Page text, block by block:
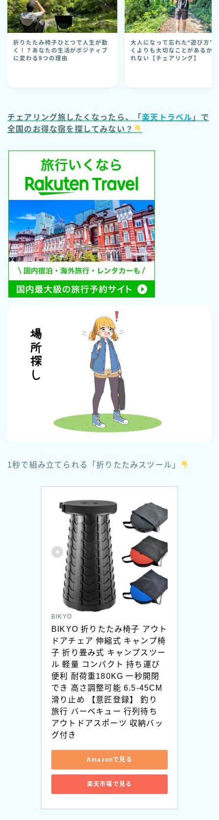
折りたたみ椅子ひとつで人生が動
く！？あなたの生活がポジティブ
に変わる9つの理由
大人になって忘れた“遊び方”
くよりも大切なことがあるか
れない【チェアリング】
チェアリング旅したくなったら、「楽天トラベル 」で
全国のお得な宿を探してみない？
1秒で組み立てられる「折りたたみスツール」
BIKYO
BIKYO 折りたたみ椅子 アウト
ドアチェア 伸縮式 キャンプ椅
子 折り畳み式 キャンプスツー
ル 軽量 コンパクト 持ち運び
便利 耐荷重180KG 一秒開閉
でき 高さ調整可能 6.5-45CM
滑り止め 【意匠登録】 釣り
旅行 バーベキュー 行列待ち
アウトドアスポーツ 収納バッ
グ付き
Amazonで見る
楽天市場で見る